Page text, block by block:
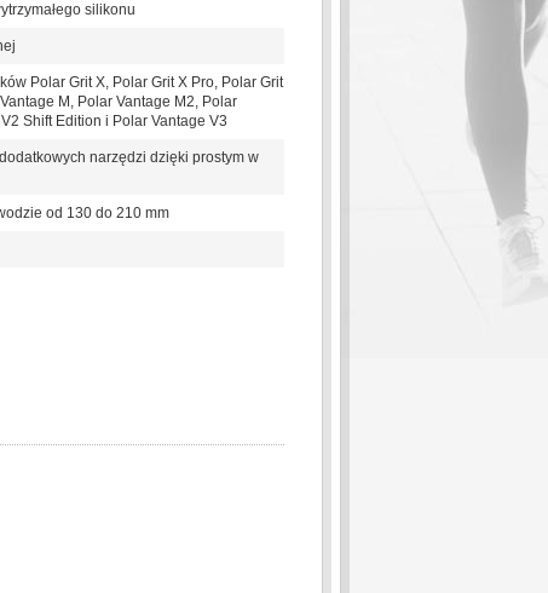
silikonu
Polar Grit X, Polar Grit X Pro, Polar Grit
M, Polar Vantage M2, Polar
Shift Edition i Polar Vantage V3
narzędzi dzięki prostym w
od 130 do 210 mm